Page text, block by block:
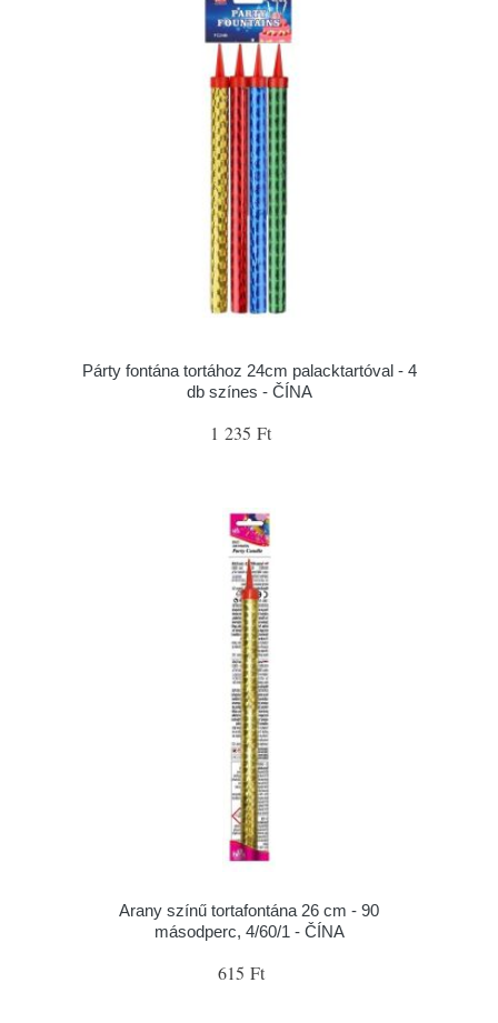
Párty fontána tortához 24cm palacktartóval - 4
db színes - ČÍNA
1 235 Ft
Arany színű tortafontána 26 cm - 90
másodperc, 4/60/1 - ČÍNA
615 Ft